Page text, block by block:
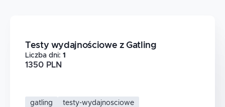
Testy wydajnościowe z Gatling
Liczba dni: 1
1350 PLN
gatling
testy-wydajnosciowe